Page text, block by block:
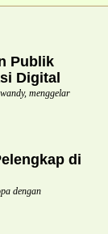
Publik
Digital
menggelar
di
dengan